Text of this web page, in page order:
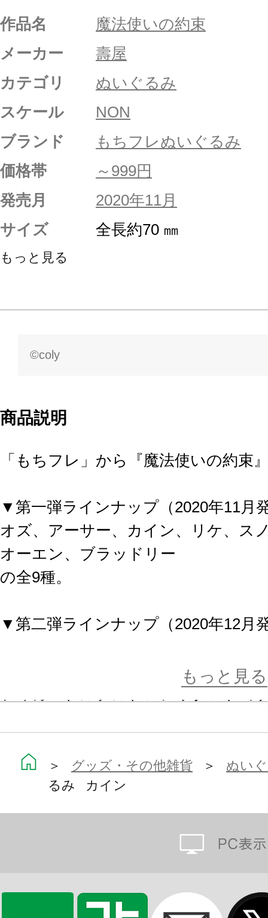
作品名
魔法使いの約束
メーカー
壽屋
カテゴリ
ぬいぐるみ
スケール
NON
ブランド
もちフレぬいぐるみ
価格帯
～999円
発売月
2020年11月
サイズ
全長約70 ㎜
もっと見る
©coly
商品説明
「もちフレ」から『魔法使いの約束
▼第一弾ラインナップ（2020年11月
オズ、アーサー、カイン、リケ、ス
オーエン、ブラッドリー
の全9種。
▼第二弾ラインナップ（2020年12月
ル、クロエ、ラスティカ、
猫耳が特徴的な、もちもち柔らか、
みです☆
ストラップにもできる紐が付いてい
ぜひお好きな子たちをお手もとに迎
「もちフレ」とは…
もっと見る
＞ グッズ・その他雑貨 ＞ ぬい
るみ カイン